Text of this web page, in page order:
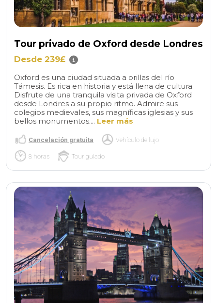
Tour privado de Oxford desde Londres
Desde 239£
Oxford es una ciudad situada a orillas del río
Támesis. Es rica en historia y está llena de cultura.
Disfrute de una tranquila visita privada de Oxford
desde Londres a su propio ritmo. Admire sus
colegios medievales, sus magníficas iglesias y sus
bellos monumentos.... Leer más
Cancelación gratuita Vehículo de lujo
8 horas Tour guiado